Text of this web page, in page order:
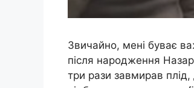
Звичайно, мені буває
після народження
три рази завмирав плід,